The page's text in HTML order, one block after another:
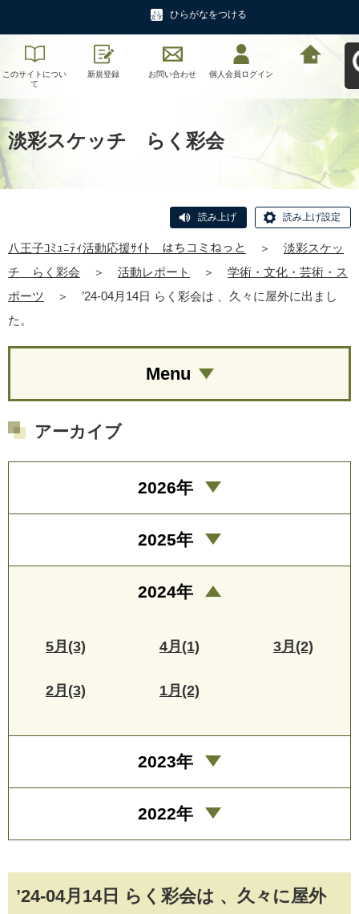
ひらがなをつける
このサイトについ
て
新規登録 お問い合わせ 個人会員ログイン
淡彩スケッチ らく彩会
読み上げ 読み上げ設定
八王子ｺﾐｭﾆﾃｨ活動応援ｻｲﾄ はちコミねっと ＞
淡彩スケッ
チ らく彩会
＞ 活動レポート ＞
学術・文化・芸術・ス
ポーツ
＞
’24-04月14日 らく彩会は 、久々に屋外に出まし
た。
’24-04月14日 らく彩会は 、久々に屋外
Menu
アーカイブ
2026年
2025年
2024年
5月(3) 4月(1) 3月(2)
2月(3) 1月(2)
2023年
2022年